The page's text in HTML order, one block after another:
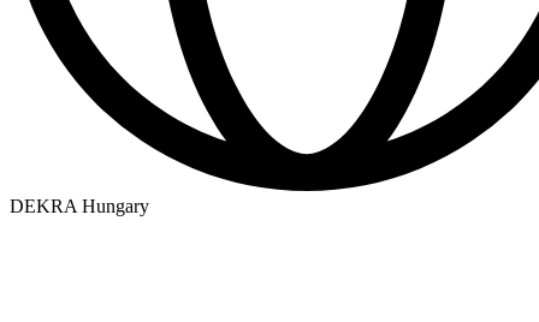
DEKRA Hungary